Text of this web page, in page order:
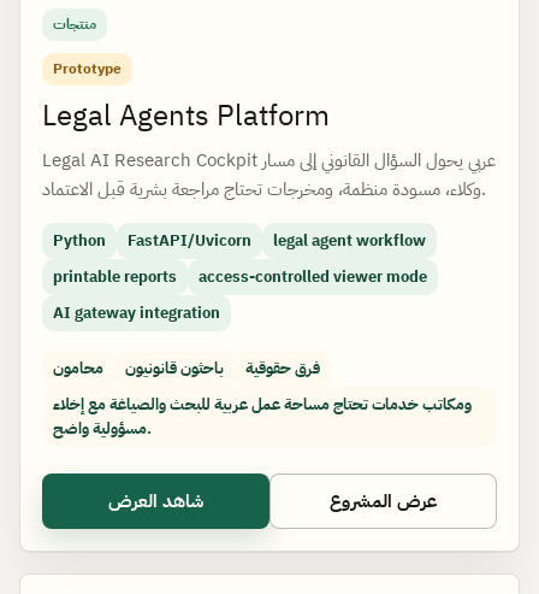
منتجات
Prototype
Legal Agents Platform
Legal AI Research Cockpit عربي يحول السؤال القانوني إلى مسار
وكلاء، مسودة منظمة، ومخرجات تحتاج مراجعة بشرية قبل الاعتماد.
Python FastAPI/Uvicorn
legal agent workflow
printable reports
access-controlled viewer mode
AI gateway integration
محامون باحثون قانونيون
فرق حقوقية
ومكاتب خدمات تحتاج مساحة عمل عربية للبحث والصياغة مع إخلاء
مسؤولية واضح.
شاهد العرض عرض المشروع